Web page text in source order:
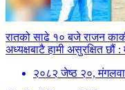
रातको साढे १० बजे राजन
अध्यक्षबाटै हामी असुरक्षित छौं
२०८२ जेष्ठ २०,